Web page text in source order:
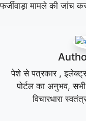
फर्जीवाड़ा मामले की जांच
पेशे से पत्रकार ,
पोर्टल का अनुभव,
विचारधारा